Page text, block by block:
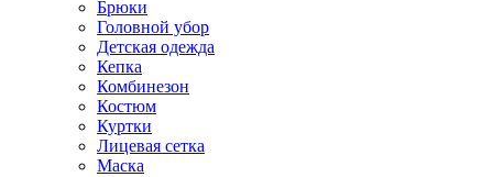
Брюки
Головной убор
Детская одежда
Кепка
Комбинезон
Костюм
Куртки
Лицевая сетка
Маска